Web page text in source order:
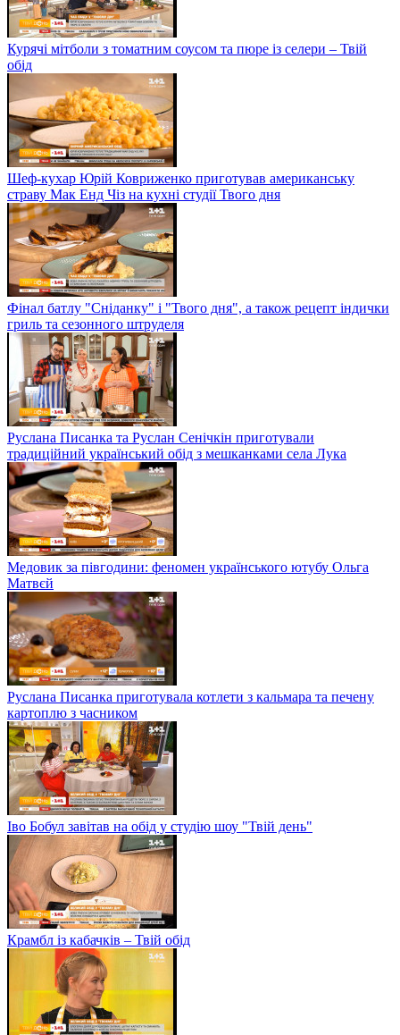
Курячі мітболи з томатним соусом та пюре із селери – Твій
обід
Шеф-кухар Юрій Ковриженко приготував американську
страву Мак Енд Чіз на кухні студії Твого дня
Фінал батлу "Сніданку" і "Твого дня", а також рецепт індички
гриль та сезонного штруделя
Руслана Писанка та Руслан Сенічкін приготували
традиційний український обід з мешканками села Лука
Медовик за півгодини: феномен українського ютубу Ольга
Матвєй
Руслана Писанка приготувала котлети з кальмара та печену
картоплю з часником
Іво Бобул завітав на обід у студію шоу "Твій день"
Крамбл із кабачків – Твій обід